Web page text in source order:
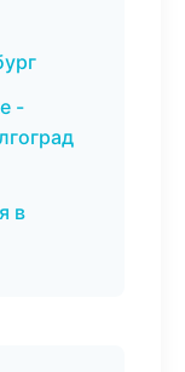
-
в